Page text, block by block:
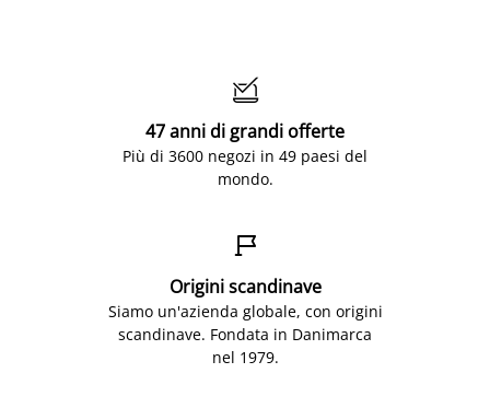

47 anni di grandi offerte
Più di 3600 negozi in 49 paesi del
mondo.

Origini scandinave
Siamo un'azienda globale, con origini
scandinave. Fondata in Danimarca
nel 1979.